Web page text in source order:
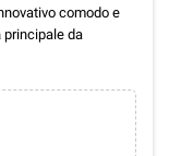
comodo e
principale da